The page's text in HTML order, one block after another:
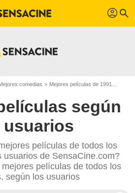
profil search
comedias Mejores películas de 1991
según
usuarios
películas de todos los
usuarios de SensaCine.com?
películas de todos los
según los usuarios